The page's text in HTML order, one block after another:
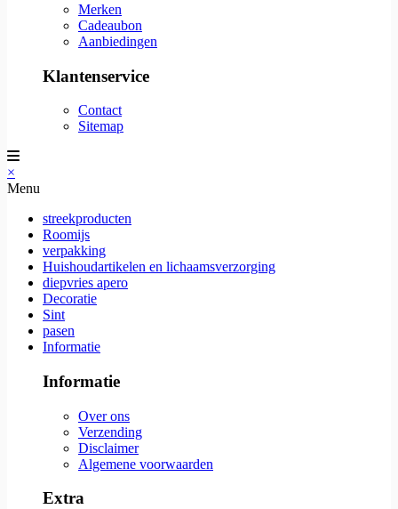
Merken
Cadeaubon
Aanbiedingen
Klantenservice
Contact
Sitemap
×
Menu
streekproducten
Roomijs
verpakking
Huishoudartikelen en lichaamsverzorging
diepvries apero
Decoratie
Sint
pasen
Informatie
Informatie
Over ons
Verzending
Disclaimer
Algemene voorwaarden
Extra